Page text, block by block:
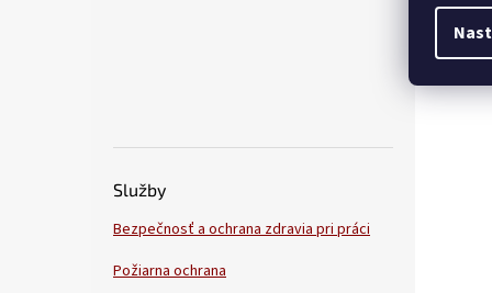
Služby
Bezpečnosť a ochrana zdravia pri práci
Požiarna ochrana